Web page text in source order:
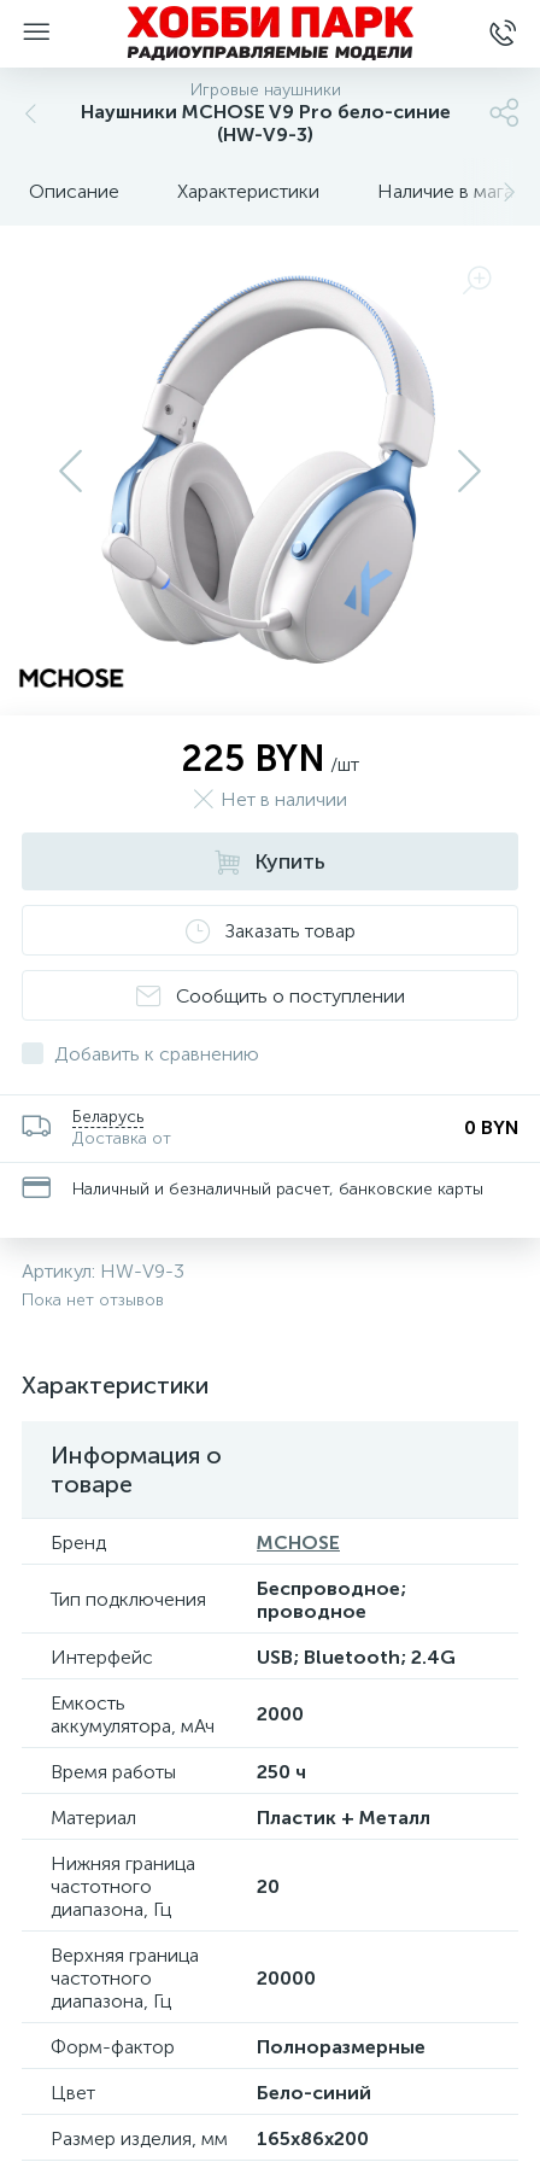
Игровые наушники
Наушники MCHOSE V9 Pro бело-синие
(HW-V9-3)
Описание Характеристики Наличие в
225 BYN /шт
Нет в наличии
Купить
Заказать товар
Сообщить о поступлении
Добавить к сравнению
Беларусь
Доставка от
0 BYN
Наличный и безналичный расчет, банковские карты
Артикул: HW-V9-3
Пока нет отзывов
Характеристики
Информация о
товаре
Бренд MCHOSE
Тип подключения
Беспроводное;
проводное
Интерфейс
USB; Bluetooth; 2.4G
Емкость
аккумулятора, мАч
2000
Время работы
250 ч
Материал
Пластик + Металл
Нижняя граница
частотного
диапазона, Гц
20
Верхняя граница
частотного
диапазона, Гц
20000
Форм-фактор
Полноразмерные
Цвет
Бело-синий
Размер изделия, мм
165x86x200